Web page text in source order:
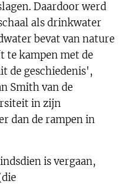
Daardoor werd
als drinkwater
bevat van nature
te kampen met de
de geschiedenis',
Smith van de
in zijn
dan de rampen in
is vergaan,